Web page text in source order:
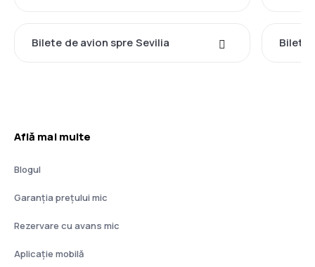
Bilete de avion spre Sevilia Bilete
Află mai multe
Blogul
Garanția prețului mic
Rezervare cu avans mic
Aplicație mobilă